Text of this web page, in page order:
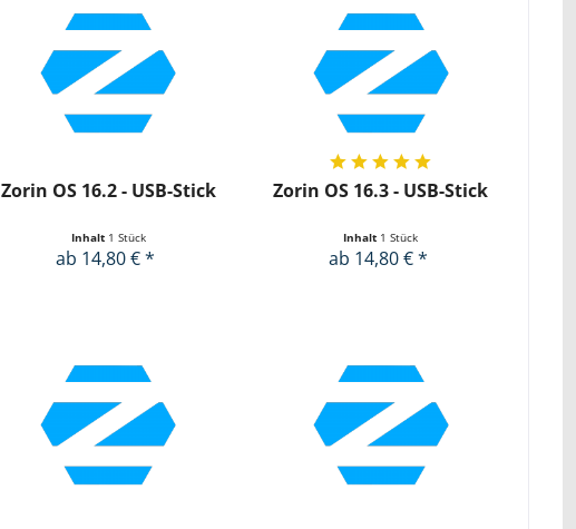
Zorin OS 16.2 - USB-Stick
Inhalt 1 Stück
ab 14,80 € *
Zorin OS 16.3 - USB-Stick
Inhalt 1 Stück
ab 14,80 € *